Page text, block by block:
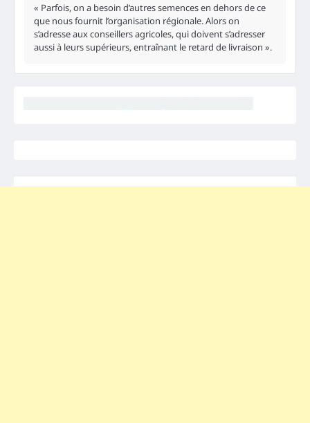
« Parfois, on a besoin d’autres semences en dehors de ce
que nous fournit l’organisation régionale. Alors on
s’adresse aux conseillers agricoles, qui doivent s’adresser
aussi à leurs supérieurs, entraînant le retard de livraison ».